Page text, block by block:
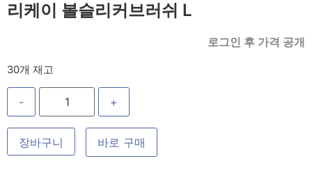
리케이 볼슬리커브러쉬 L
로그인 후 가격 공개
30개 재고
- +
장바구니 바로 구매